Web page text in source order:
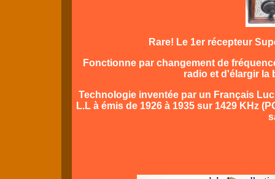
Rare! Le 1er récepteur
Fonctionne par changement de
radio et d'élargir la
Technologie inventée par un Français
L.L à émis de 1926 à 1935 sur 1429 KHz